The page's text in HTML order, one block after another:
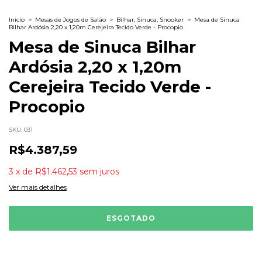
Início > Mesas de Jogos de Salão > Bilhar, Sinuca, Snooker > Mesa de Sinuca
Bilhar Ardósia 2,20 x 1,20m Cerejeira Tecido Verde - Procopio
Mesa de Sinuca Bilhar
Ardósia 2,20 x 1,20m
Cerejeira Tecido Verde -
Procopio
SKU: 031
R$4.387,59
3 x de R$1.462,53 sem juros
Ver mais detalhes